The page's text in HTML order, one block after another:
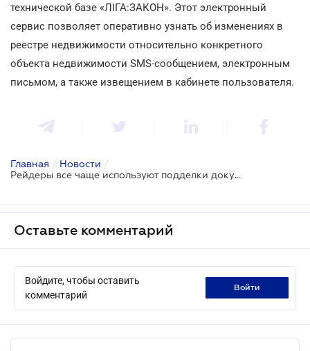
технической базе «ЛІГА:ЗАКОН». Этот электронный
сервис позволяет оперативно узнать об изменениях в
реестре недвижимости относительно конкретного
объекта недвижимости SMS-сообщением, электронным
письмом, а также извещением в кабинете пользователя.
Главная / Новости /
Рейдеры все чаще используют подделки документов для внесения изменений в реестр недвижимости
Оставьте комментарий
Войдите, чтобы оставить
комментарий
войти